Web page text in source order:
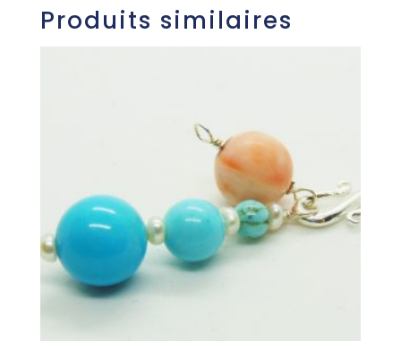
Produits similaires